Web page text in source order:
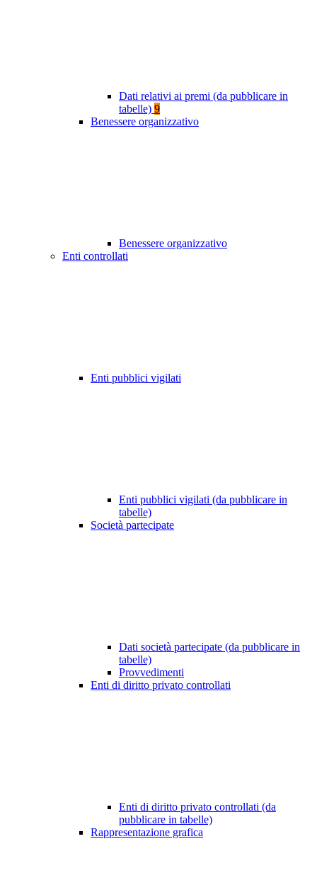
Dati relativi ai premi (da pubblicare in
tabelle) 9
Benessere organizzativo
Benessere organizzativo
Enti controllati
Enti pubblici vigilati
Enti pubblici vigilati (da pubblicare in
tabelle)
Società partecipate
Dati società partecipate (da pubblicare in
tabelle)
Provvedimenti
Enti di diritto privato controllati
Enti di diritto privato controllati (da
pubblicare in tabelle)
Rappresentazione grafica